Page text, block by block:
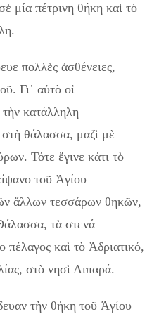
μία πέτρινη θήκη καὶ τὸ
πολλὲς ἀσθένειες,
Γι᾿ αὐτὸ οἱ
κατάλληλη
στὴ θάλασσα, μαζὶ μὲ
Τότε ἔγινε κάτι τὸ
τοῦ Ἁγίου
ἄλλων τεσσάρων θηκῶν,
τὰ στενά
καὶ τὸ Ἀδριατικό,
στὸ νησὶ Λιπαρά.
τὴν θήκη τοῦ Ἁγίου